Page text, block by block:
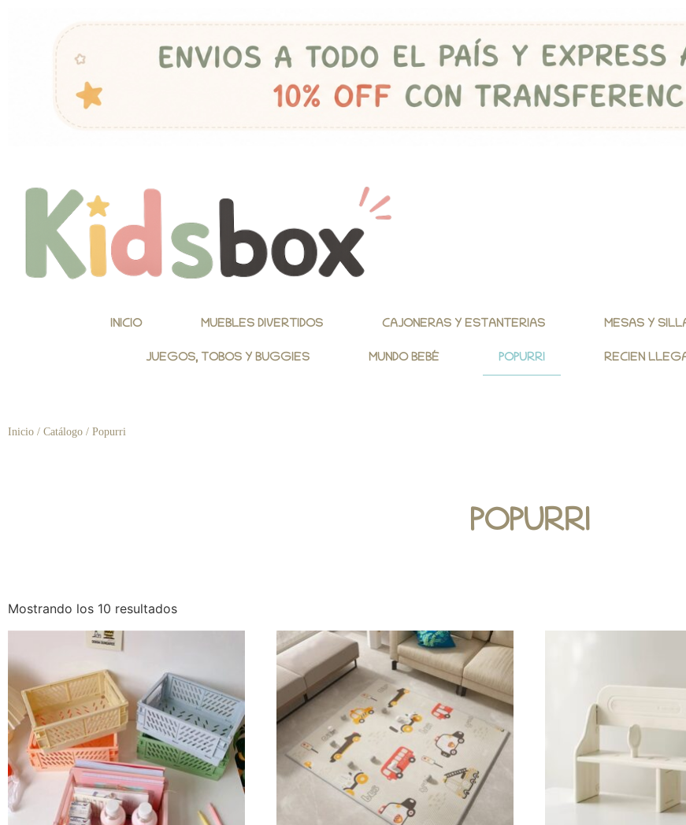
INICIO MUEBLES DIVERTIDOS CAJONERAS Y ESTANTERIAS MESAS Y
JUEGOS, TOBOS Y BUGGIES MUNDO BEBÉ POPURRI RECIEN
Inicio / Catálogo / Popurri
POPURRI
Mostrando los 10 resultados